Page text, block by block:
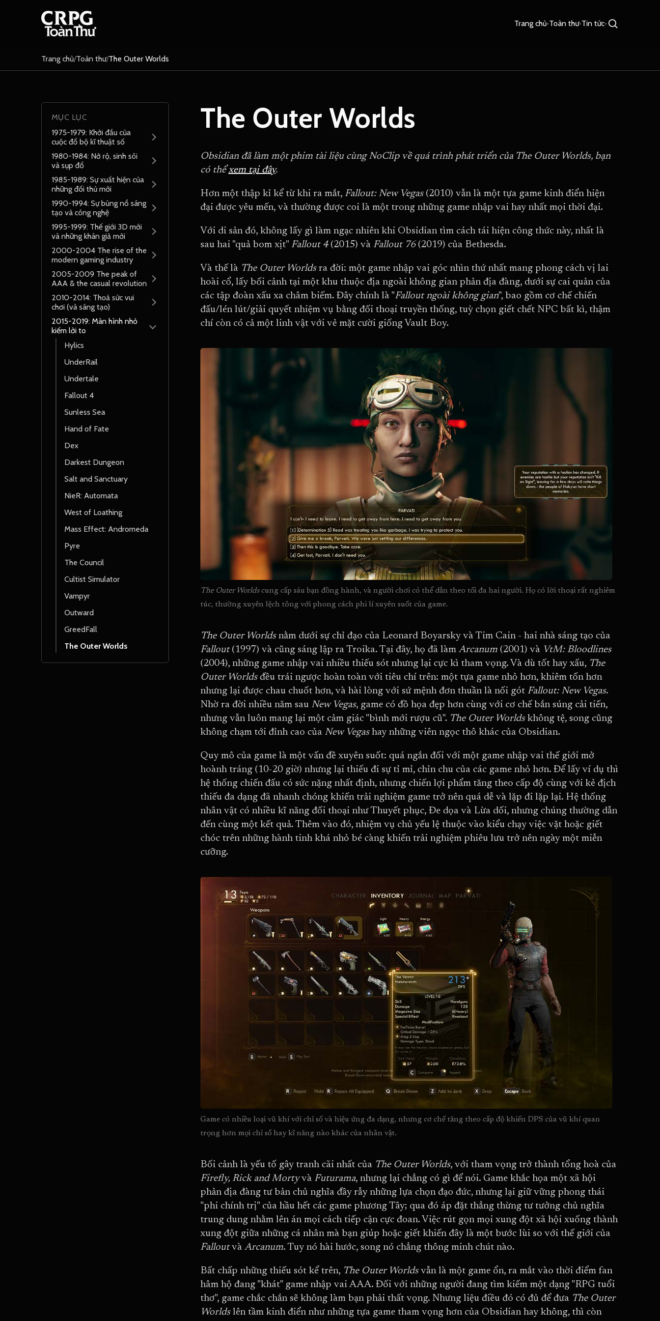
Trang chủ•Toàn thư•Tin tức•
Trang chủ/Toàn thư/The Outer Worlds
MỤC LỤC
1975-1979: Khởi đầu của
cuộc đổ bộ kĩ thuật số
1980-1984: Nở rộ, sinh sôi
và sụp đổ
1985-1989: Sự xuất hiện của
những đối thủ mới
1990-1994: Sự bùng nổ sáng
tạo và công nghệ
1995-1999: Thế giới 3D mới
và những khán giả mới
2000-2004 The rise of the
modern gaming industry
2005-2009 The peak of
AAA & the casual revolution
2010-2014: Thoả sức vui
chơi (và sáng tạo)
2015-2019: Màn hình nhỏ
kiếm lời to
Hylics
UnderRail
Undertale
Fallout 4
Sunless Sea
Hand of Fate
Dex
Darkest Dungeon
Salt and Sanctuary
NieR: Automata
West of Loathing
Mass Effect: Andromeda
Pyre
The Council
Cultist Simulator
Vampyr
Outward
GreedFall
The Outer Worlds
The Outer Worlds
Obsidian đã làm một phim tài liệu cùng NoClip về quá trình phát triển của The Outer Worlds, bạn
có thểxem tại đây.
Hơn một thập kỉ kể từ khi ra mắt, Fallout: New Vegas (2010) vẫn là một tựa game kinh điển hiện
đại được yêu mến, và thường được coi là một trong những game nhập vai hay nhất mọi thời đại.
Với di sản đó, không lấy gì làm ngạc nhiên khi Obsidian tìm cách tái hiện công thức này, nhất là
sau hai "quả bom xịt" Fallout 4(2015) và Fallout 76(2019) của Bethesda.
Và thế là The Outer Worldsra đời: một game nhập vai góc nhìn thứ nhất mang phong cách vị lai
hoài cổ, lấy bối cảnh tại một khu thuộc địa ngoài không gian phản địa đàng, dưới sự cai quản của
các tập đoàn xấu xa châm biếm. Đây chính là "Fallout ngoài không gian", bao gồm cơ chế chiến
đấu/lén lút/giải quyết nhiệm vụ bằng đối thoại truyền thống, tuỳ chọn giết chết NPC bất kì, thậm
chí còn có cả một linh vật với vẻ mặt cười giống Vault Boy.
The Outer Worlds cung cấp sáu bạn đồng hành, và người chơi có thể dẫn theo tối đa hai người. Họ có lời thoại rất nghiêm
túc, thường xuyên lệch tông với phong cách phi lí xuyên suốt của game.
The Outer Worldsnằm dưới sự chỉ đạo của Leonard Boyarsky và Tim Cain - hai nhà sáng tạo của
Fallout(1997) và cũng sáng lập ra Troika. Tại đây, họ đã làm Arcanum (2001) và VtM: Bloodlines
(2004), những game nhập vai nhiều thiếu sót nhưng lại cực kì tham vọng. Và dù tốt hay xấu, The
Outer Worldsđều trái ngược hoàn toàn với tiêu chí trên: một tựa game nhỏ hơn, khiêm tốn hơn
nhưng lại được chau chuốt hơn, và hài lòng với sứ mệnh đơn thuần là nối gót Fallout: New Vegas.
Nhờ ra đời nhiều năm sau New Vegas, game có đồ họa đẹp hơn cùng với cơ chế bắn súng cải tiến,
nhưng vẫn luôn mang lại một cảm giác "bình mới rượu cũ". The Outer Worlds không tệ, song cũng
không chạm tới đỉnh cao của New Vegashay những viên ngọc thô khác của Obsidian.
Quy mô của game là một vấn đề xuyên suốt: quá ngắn đối với một game nhập vai thế giới mở
hoành tráng (10-20 giờ) nhưng lại thiếu đi sự tỉ mỉ, chỉn chu của các game nhỏ hơn. Để lấy ví dụ thì
hệ thống chiến đấu có sức nặng nhất định, nhưng chiến lợi phẩm tăng theo cấp độ cùng với kẻ địch
thiếu đa dạng đã nhanh chóng khiến trải nghiệm game trở nên quá dễ và lặp đi lặp lại. Hệ thống
nhân vật có nhiều kĩ năng đối thoại như Thuyết phục, Đe dọa và Lừa dối, nhưng chúng thường dẫn
đến cùng một kết quả. Thêm vào đó, nhiệm vụ chủ yếu lệ thuộc vào kiểu chạy việc vặt hoặc giết
chóc trên những hành tinh khá nhỏ bé càng khiến trải nghiệm phiêu lưu trở nên ngày một miễn
cưỡng.
Game có nhiều loại vũ khí với chỉ số và hiệu ứng đa dạng, nhưng cơ chế tăng theo cấp độ khiến DPS của vũ khí quan
trọng hơn mọi chỉ số hay kĩ năng nào khác của nhân vật.
Bối cảnh là yếu tố gây tranh cãi nhất của The Outer Worlds, với tham vọng trở thành tổng hoà của
Firefly, Rick and Mortyvà Futurama, nhưng lại chẳng có gì để nói. Game khắc họa một xã hội
phản địa đàng tư bản chủ nghĩa đầy rẫy những lựa chọn đạo đức, nhưng lại giữ vững phong thái
"phi chính trị" của hầu hết các game phương Tây; qua đó áp đặt thẳng thừng tư tưởng chủ nghĩa
trung dung nhằm lên án mọi cách tiếp cận cực đoan. Việc rút gọn mọi xung đột xã hội xuống thành
xung đột giữa những cá nhân mà bạn giúp hoặc giết khiến đây là một bước lùi so với thế giới của
Falloutvà Arcanum. Tuy nó hài hước, song nó chẳng thông minh chút nào.
Bất chấp những thiếu sót kể trên, The Outer Worldsvẫn là một game ổn, ra mắt vào thời điểm fan
hâm hộ đang "khát" game nhập vai AAA. Đối với những người đang tìm kiếm một dạng "RPG tuổi
thơ", game chắc chắn sẽ không làm bạn phải thất vọng. Nhưng liệu điều đó có đủ để đưa The Outer
Worldslên tầm kinh điển như những tựa game tham vọng hơn của Obsidian hay không, thì còn